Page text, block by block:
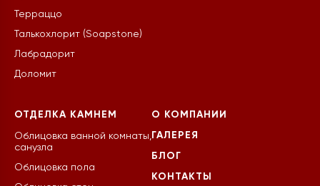
Терраццо
Талькохлорит (Soapstone)
Лабрадорит
Доломит
ОТДЕЛКА КАМНЕМ
Облицовка ванной комнаты,
санузла
Облицовка пола
О КОМПАНИИ
ГАЛЕРЕЯ
БЛОГ
КОНТАКТЫ